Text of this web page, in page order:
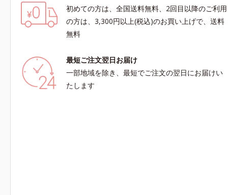
初めての方は、全国送料無料、2回目以降のご利用
の方は、3,300円以上(税込)のお買い上げで、送料
無料
最短ご注文翌日お届け
一部地域を除き、最短でご注文の翌日にお届けい
たします